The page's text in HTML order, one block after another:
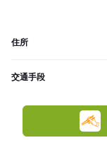
住所
交通手段